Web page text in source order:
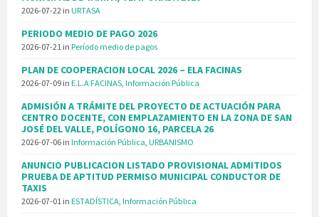
2026-07-22 in URTASA
PERIODO MEDIO DE PAGO 2026
2026-07-21 in Período medio de pagos
PLAN DE COOPERACION LOCAL 2026 – ELA FACINAS
2026-07-09 in E.L.A FACINAS, Información Pública
ADMISIÓN A TRÁMITE DEL PROYECTO DE ACTUACIÓN PARA
CENTRO DOCENTE, CON EMPLAZAMIENTO EN LA ZONA DE SAN
JOSÉ DEL VALLE, POLÍGONO 16, PARCELA 26
2026-07-06 in Información Pública, URBANISMO
ANUNCIO PUBLICACION LISTADO PROVISIONAL ADMITIDOS
PRUEBA DE APTITUD PERMISO MUNICIPAL CONDUCTOR DE
TAXIS
2026-07-01 in ESTADÍSTICA, Información Pública